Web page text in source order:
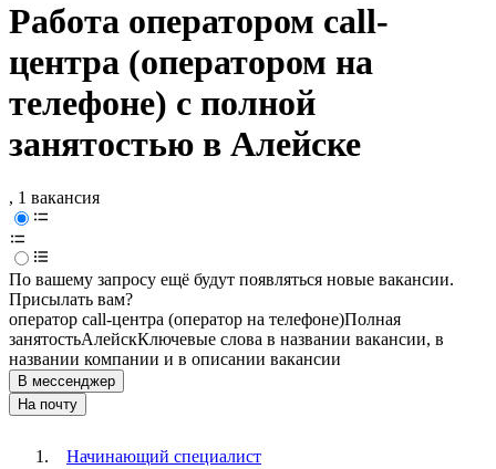
Работа оператором call-
центра (оператором на
телефоне) с полной
занятостью в Алейске
, 1 вакансия
По вашему запросу ещё будут появляться новые вакансии.
Присылать вам?
оператор call-центра (оператор на телефоне)Полная
занятостьАлейскКлючевые слова в названии вакансии, в
названии компании и в описании вакансии
В мессенджер
На почту
Начинающий специалист